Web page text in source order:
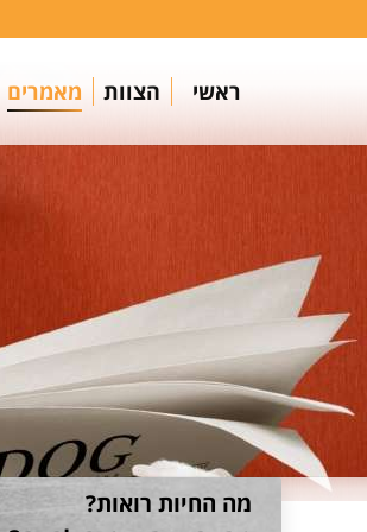
ראשי הצוות מאמרים
מה החיות רואות?